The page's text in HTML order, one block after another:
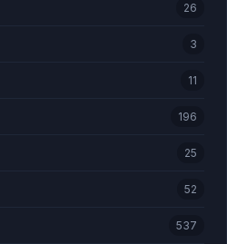
26
3
11
196
25
52
537